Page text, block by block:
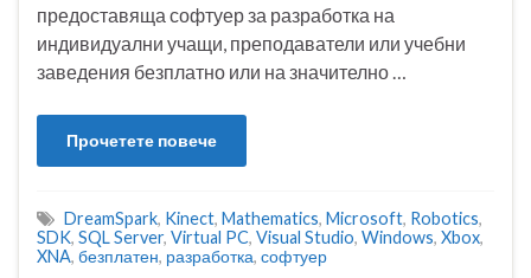
предоставяща софтуер за разработка на
индивидуални учащи, преподаватели или учебни
заведения безплатно или на значително …
Прочетете повече
DreamSpark, Kinect, Mathematics, Microsoft, Robotics,
SDK, SQL Server, Virtual PC, Visual Studio, Windows, Xbox,
XNA, безплатен, разработка, софтуер